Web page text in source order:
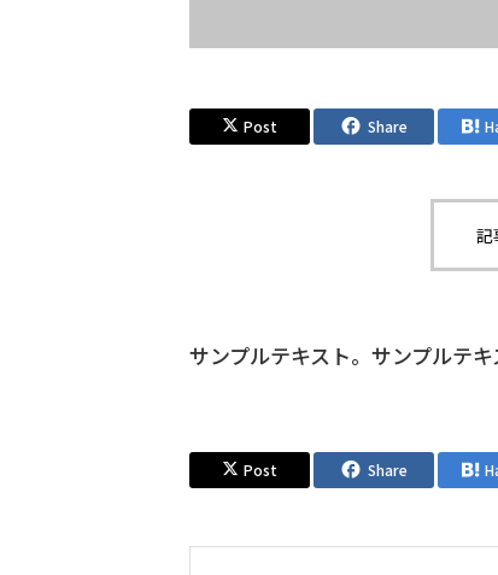
Post Share
記
サンプルテキスト。サンプルテキ
Post Share